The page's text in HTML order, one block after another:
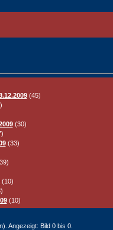
(45)
(30)
(33)
(10)
(10)
Angezeigt: Bild 0 bis 0.